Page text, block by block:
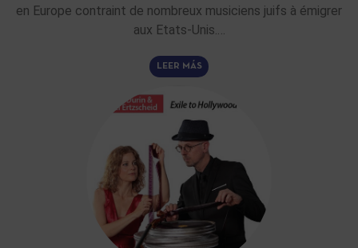
en Europe contraint de nombreux musiciens juifs à émigrer
aux Etats-Unis.…
LEER MÁS